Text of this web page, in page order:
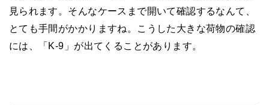
見られます。そんなケースまで開いて確認するなんて、
とても手間がかかりますね。こうした大きな荷物の確認
には、「K-9 」が出てくることがあります。